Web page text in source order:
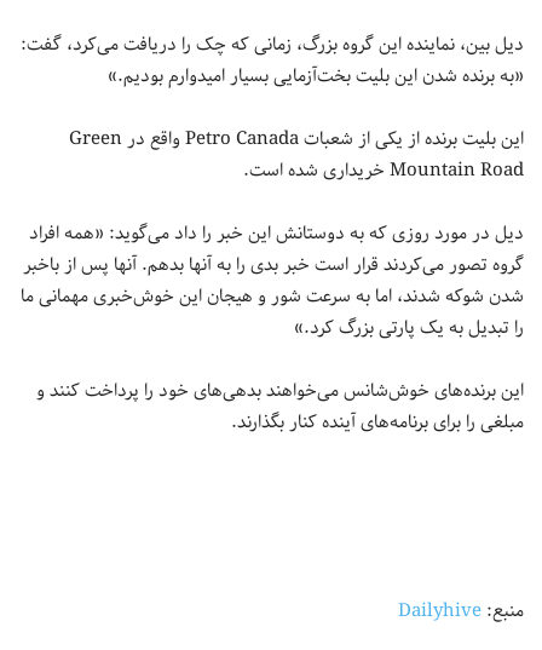
دیل بین، نماینده این گروه بزرگ، زمانی که چک را دریافت می‌کرد، گفت:
«به برنده شدن این بلیت بخت‌آزمایی بسیار امیدوارم بودیم.»
این بلیت برنده از یکی از شعبات Petro Canada‌ واقع در Green
Mountain Road خریداری شده است.
دیل در مورد روزی که به دوستانش این خبر را داد می‌گوید: «همه افراد
گروه تصور می‌کردند قرار است خبر بدی را به آنها بدهم. آنها پس از باخبر
شدن شوکه شدند، اما به سرعت شور و هیجان این خوش‌خبری مهمانی ما
را تبدیل به یک پارتی بزرگ کرد.»
این برنده‌های خوش‌شانس می‌خواهند بدهی‌های خود را پرداخت کنند و
مبلغی را برای برنامه‌های آینده کنار بگذارند.
منبع:Dailyhive